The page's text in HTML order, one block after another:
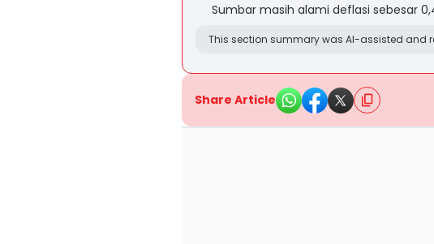
Sumbar masih alami deflasi sebesar
This section summary was AI-assisted and
Share Article